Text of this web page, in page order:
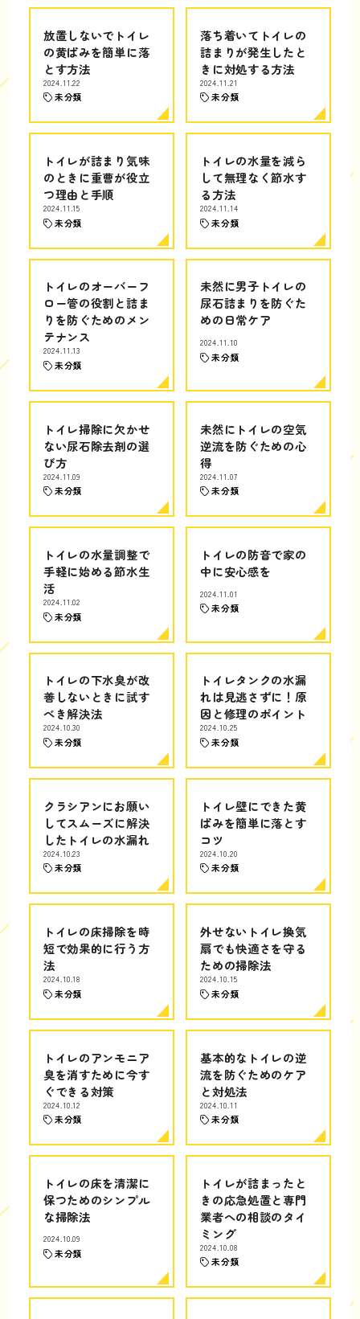
放置しないでトイレ
の黄ばみを簡単に落
とす方法
2024.11.22
未分類
落ち着いてトイレの
詰まりが発生したと
きに対処する方法
2024.11.21
未分類
トイレが詰まり気味
のときに重曹が役立
つ理由と手順
2024.11.15
未分類
トイレの水量を減ら
して無理なく節水す
る方法
2024.11.14
未分類
トイレのオーバーフ
ロー管の役割と詰ま
りを防ぐためのメン
テナンス
2024.11.13
未分類
未然に男子トイレの
尿石詰まりを防ぐた
めの日常ケア
2024.11.10
未分類
トイレ掃除に欠かせ
ない尿石除去剤の選
び方
2024.11.09
未分類
未然にトイレの空気
逆流を防ぐための心
得
2024.11.07
未分類
トイレの水量調整で
手軽に始める節水生
活
2024.11.02
未分類
トイレの防音で家の
中に安心感を
2024.11.01
未分類
トイレの下水臭が改
善しないときに試す
べき解決法
2024.10.30
未分類
トイレタンクの水漏
れは見逃さずに！原
因と修理のポイント
2024.10.25
未分類
クラシアンにお願い
してスムーズに解決
したトイレの水漏れ
2024.10.23
未分類
トイレ壁にできた黄
ばみを簡単に落とす
コツ
2024.10.20
未分類
トイレの床掃除を時
短で効果的に行う方
法
2024.10.18
未分類
外せないトイレ換気
扇でも快適さを守る
ための掃除法
2024.10.15
未分類
トイレのアンモニア
臭を消すために今す
ぐできる対策
2024.10.12
未分類
基本的なトイレの逆
流を防ぐためのケア
と対処法
2024.10.11
未分類
トイレの床を清潔に
保つためのシンプル
な掃除法
2024.10.09
未分類
トイレが詰まったと
きの応急処置と専門
業者への相談のタイ
ミング
2024.10.08
未分類